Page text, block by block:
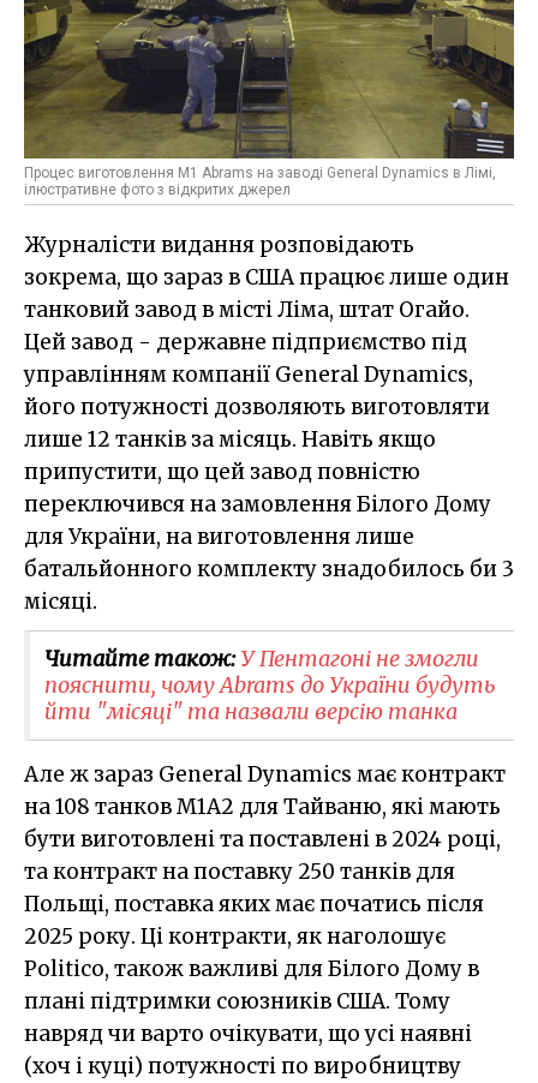
Процес виготовлення M1 Abrams на заводі General Dynamics в Лімі,
ілюстративне фото з відкритих джерел
Журналісти видання розповідають
зокрема, що зараз в США працює лише один
танковий завод в місті Ліма, штат Огайо.
Цей завод - державне підприємство під
управлінням компанії General Dynamics,
його потужності дозволяють виготовляти
лише 12 танків за місяць. Навіть якщо
припустити, що цей завод повністю
переключився на замовлення Білого Дому
для України, на виготовлення лише
батальйонного комплекту знадобилось би 3
місяці.
Читайте також:У Пентагоні не змогли
пояснити, чому Abrams до України будуть
йти "місяці" та назвали версію танка
Але ж зараз General Dynamics має контракт
на 108 танков M1A2 для Тайваню, які мають
бути виготовлені та поставлені в 2024 році,
та контракт на поставку 250 танків для
Польщі, поставка яких має початись після
2025 року. Ці контракти, як наголошує
Politico, також важливі для Білого Дому в
плані підтримки союзників США. Тому
навряд чи варто очікувати, що усі наявні
(хоч і куці) потужності по виробництву